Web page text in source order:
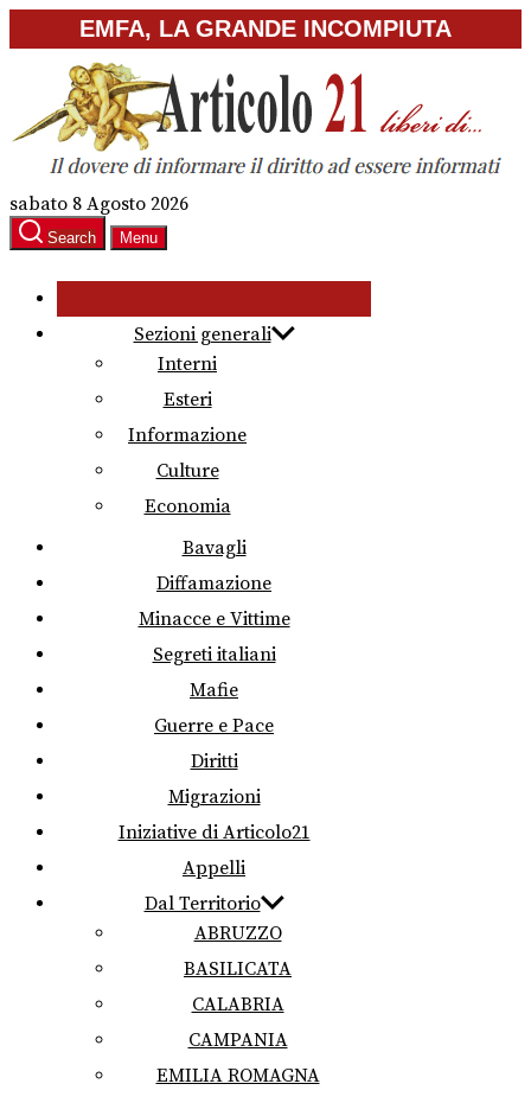
to
content
EMFA, LA GRANDE INCOMPIUTA
sabato 8 Agosto 2026
Search Menu
Sezioni generali
Interni
Esteri
Informazione
Culture
Economia
Bavagli
Diffamazione
Minacce e Vittime
Segreti italiani
Mafie
Guerre e Pace
Diritti
Migrazioni
Iniziative di Articolo21
Appelli
Dal Territorio
ABRUZZO
BASILICATA
CALABRIA
CAMPANIA
EMILIA ROMAGNA